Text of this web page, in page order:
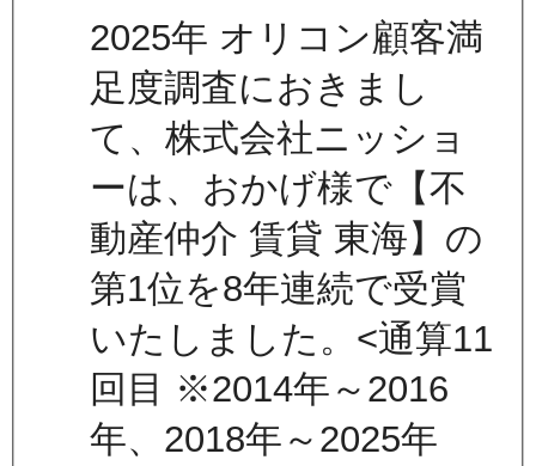
2025年 オリコン顧客満
足度調査におきまし
て、株式会社ニッショ
ーは、おかげ様で【不
動産仲介 賃貸 東海】の
第1位を8年連続で受賞
いたしました。<通算11
回目 ※2014年～2016
年、2018年～2025年